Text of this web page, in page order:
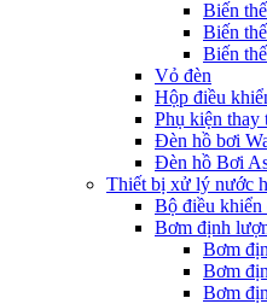
Biến
Biến
Biến
Vỏ đèn
Hộp điều
Phụ kiện thay
Đèn hồ bơi
Đèn hồ Bơi
Thiết bị xử lý nước
Bộ điều khiển
Bơm định
Bơm
Bơm
Bơm